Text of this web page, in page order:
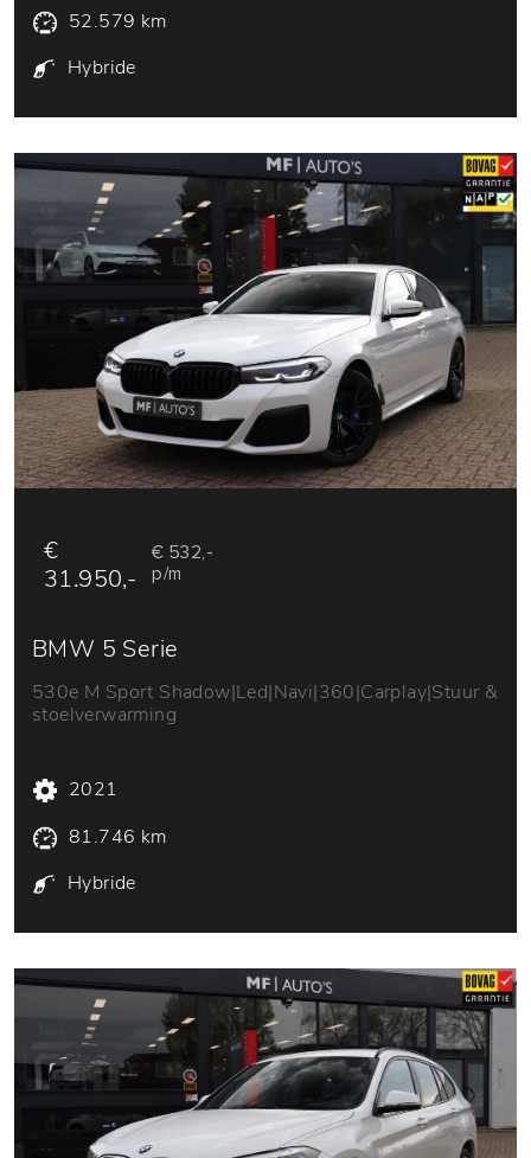
52.579 km
Hybride
€
31.950,-
€ 532,-
p/m
BMW 5 Serie
530e M Sport Shadow|Led|Navi|360|Carplay|Stuur &
stoelverwarming
2021
81.746 km
Hybride